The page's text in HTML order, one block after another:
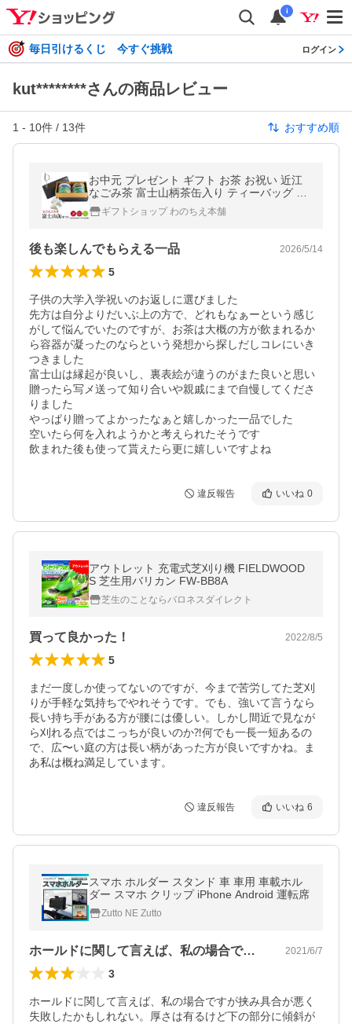
i
毎日引けるくじ 今すぐ挑戦 ログイン
kut********さんの商品レビュー
1 - 10件 / 13件 おすすめ順
お中元 プレゼント ギフト お茶 お祝い 近江
なごみ茶 富士山柄茶缶入り ティーバッグ 詰
め合わせ 缶 煎茶 銘茶 日本茶 国産
ギフトショップ わのちえ本舗
後も楽しんでもらえる一品 2026/5/14
5
子供の大学入学祝いのお返しに選びました
先方は自分よりだいぶ上の方で、どれもなぁーという感じ
がして悩んでいたのですが、お茶は大概の方が飲まれるか
ら容器が凝ったのならという発想から探しだしコレにいき
つきました
富士山は縁起が良いし、裏表絵が違うのがまた良いと思い
贈ったら写メ送って知り合いや親戚にまで自慢してくださ
りました
やっぱり贈ってよかったなぁと嬉しかった一品でした
空いたら何を入れようかと考えられたそうです
飲まれた後も使って貰えたら更に嬉しいですよね
違反報告 いいね 0
アウトレット 充電式芝刈り機 FIELDWOOD
S 芝生用バリカン FW-BB8A
芝生のことならバロネスダイレクト
買って良かった！ 2022/8/5
5
まだ一度しか使ってないのですが、今まで苦労してた芝刈
りが手軽な気持ちでやれそうです。でも、強いて言うなら
長い持ち手がある方が腰には優しい。しかし間近で見なが
ら刈れる点ではこっちが良いのか⁈何でも一長一短あるの
で、広〜い庭の方は長い柄があった方が良いですかね。ま
あ私は概ね満足しています。
違反報告 いいね 6
スマホ ホルダー スタンド 車 車用 車載ホル
ダー スマホ クリップ iPhone Android 運転席
Zutto NE Zutto
ホールドに関して言えば、私の場合ですが… 2021/6/7
3
ホールドに関して言えば、私の場合ですが挟み具合が悪く
失敗したかもしれない。厚さは有るけど下の部分に傾斜が